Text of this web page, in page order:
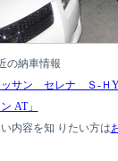
の納車情報
ッサン セレナ Ｓ-Ｈ
AT」
内容を知 りたい方は